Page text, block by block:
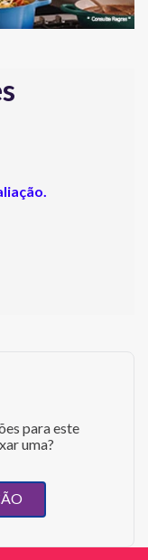
para este
uma?